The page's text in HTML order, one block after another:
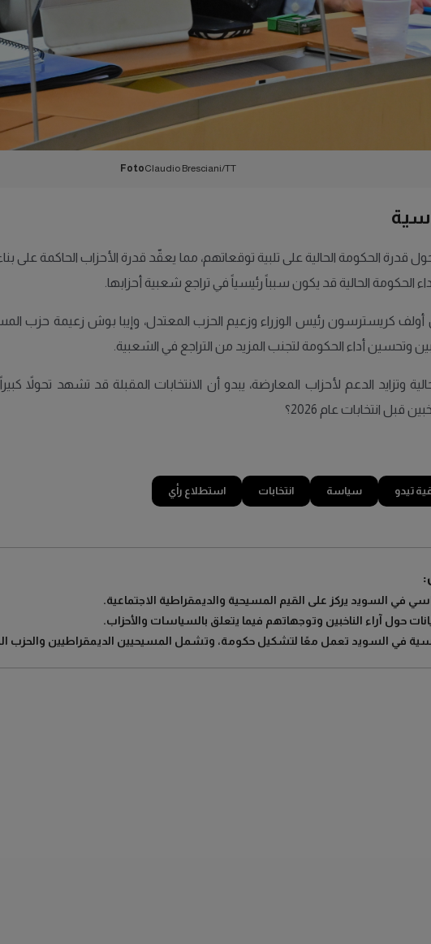
FotoClaudio Bresciani/TT
قدرة الحكومة الحالية على تلبية توقعاتهم، مما يعقّد قدرة الأحزاب الحاكمة على
الحكومة الحالية قد يكون سبباً رئيسياً في تراجع شعبية أحزابها.
أولف كريسترسون رئيس الوزراء وزعيم الحزب المعتدل، وإيبا بوش زعيمة حزب
وتحسين أداء الحكومة لتجنب المزيد من التراجع في الشعبية.
وتزايد الدعم لأحزاب المعارضة، يبدو أن الانتخابات المقبلة قد تشهد
انتخابات عام 2026؟
تيدو سياسة انتخابات استطلاع رأي
حول آراء الناخبين وتوجهاتهم فيما يتعلق بالسياسات والأحزاب.